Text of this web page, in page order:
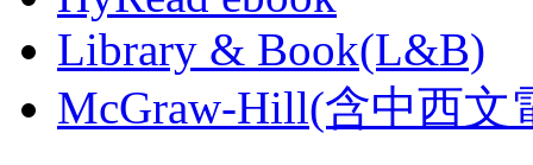
Library & Book(L&B)
McGraw-Hill(含中西文